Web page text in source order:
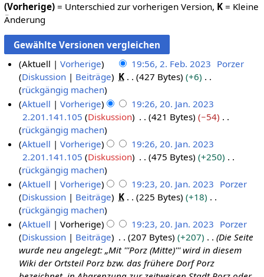
(Vorherige)= Unterschied zur vorherigen Version, K= Kleine
Änderung
F
2
Aktuell Vorherige 19:56, 2. Feb. 2023 Porzer
Diskussion
Beiträge K 427 Bytes
+6
K
e
n
e
B
e
a
r
b
e
i
t
u
n
rückgängig machen
n
Aktuell Vorherige
19:26, 20. Jan. 2023
2.201.141.105 Diskussion 421 Bytes
−54
K
e
n
e
B
e
a
r
b
e
i
rückgängig machen
Aktuell
Vorherige
19:26, 20. Jan. 2023
2.201.141.105 Diskussion 475 Bytes
+250
K
e
i
n
e
B
e
a
r
rückgängig machen
Aktuell
Vorherige 19:23, 20. Jan. 2023 Porzer
Diskussion
Beiträge K 225 Bytes
+18
K
e
i
n
e
B
rückgängig machen
Aktuell
Vorherige 19:23, 20. Jan. 2023 Porzer
Diskussion
Beiträge 207 Bytes +207
Die Seite
wurde neu angelegt: „Mit '''Porz (Mitte)''' wird in diesem
Wiki der Ortsteil Porz bzw. das frühere Dorf Porz